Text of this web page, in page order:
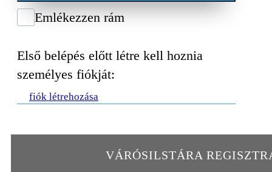
Emlékezzen rám
Első belépés előtt létre kell hoznia
személyes fiókját:
fiók létrehozása
VÁRÓSILSTÁRA